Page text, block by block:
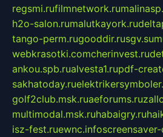
regsmi.rufilmnetwork.ru
h2o-salon.rumalutkayork.ru
tango-perm.rugooddir.rusgv.su
webkrasotki.comcherinvest.ru
ankou.spb.rualvesta1.rupdf-
sakhatoday.ru
golf2club.msk.ruaeforums.ru
multimodal.msk.ruhabaigry.ru
isz-fest.ruewnc.info